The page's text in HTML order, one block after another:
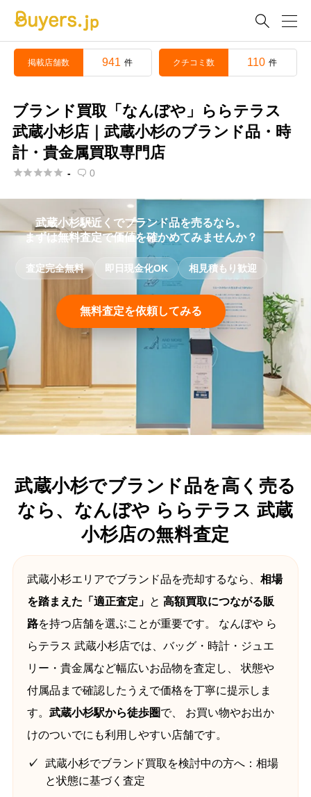

掲載店舗数 941 件 クチコミ数 110 件
ブランド買取「なんぼや」ららテラス
武蔵小杉店｜武蔵小杉のブランド品・時
計・貴金属買取専門店
 -  0
武蔵小杉駅近くでブランド品を売るなら。
まずは無料査定で価値を確かめてみませんか？
査定完全無料 即日現金化OK 相見積もり歓迎
無料査定を依頼してみる
武蔵小杉でブランド品を高く売る
なら、なんぼや ららテラス 武蔵
小杉店の無料査定
武蔵小杉エリアでブランド品を売却するなら、 相場
を踏まえた「適正査定」 と 高額買取につながる販
路を持つ店舗を選ぶことが重要です。 なんぼや ら
らテラス 武蔵小杉店では、バッグ・時計・ジュエ
リー・貴金属など幅広いお品物を査定し、 状態や
付属品まで確認したうえで価格を丁寧に提示しま
す。 武蔵小杉駅から徒歩圏で、 お買い物やお出か
けのついでにも利用しやすい店舗です。
武蔵小杉でブランド買取を検討中の方へ：相場
と状態に基づく査定